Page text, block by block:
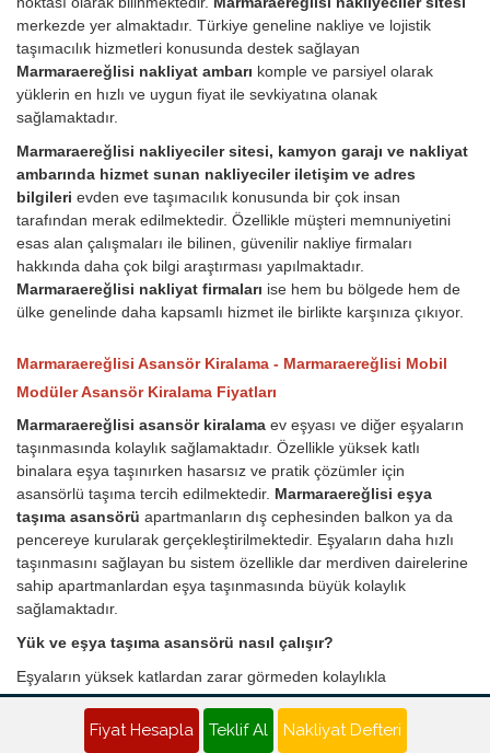
merkezde yer almaktadır. Türkiye geneline nakliye ve lojistik
taşımacılık hizmetleri konusunda destek sağlayan
Marmaraereğlisi nakliyat ambarı komple ve parsiyel olarak
yüklerin en hızlı ve uygun fiyat ile sevkiyatına olanak
sağlamaktadır.
Marmaraereğlisi nakliyeciler sitesi, kamyon garajı ve nakliyat
ambarında hizmet sunan nakliyeciler iletişim ve adres
bilgileri evden eve taşımacılık konusunda bir çok insan
tarafından merak edilmektedir. Özellikle müşteri memnuniyetini
esas alan çalışmaları ile bilinen, güvenilir nakliye firmaları
hakkında daha çok bilgi araştırması yapılmaktadır.
Marmaraereğlisi nakliyat firmaları ise hem bu bölgede hem de
ülke genelinde daha kapsamlı hizmet ile birlikte karşınıza çıkıyor.
Marmaraereğlisi Asansör Kiralama - Marmaraereğlisi Mobil
Modüler Asansör Kiralama Fiyatları
Marmaraereğlisi asansör kiralama ev eşyası ve diğer eşyaların
taşınmasında kolaylık sağlamaktadır. Özellikle yüksek katlı
binalara eşya taşınırken hasarsız ve pratik çözümler için
asansörlü taşıma tercih edilmektedir. Marmaraereğlisi eşya
taşıma asansörü apartmanların dış cephesinden balkon ya da
pencereye kurularak gerçekleştirilmektedir. Eşyaların daha hızlı
taşınmasını sağlayan bu sistem özellikle dar merdiven dairelerine
sahip apartmanlardan eşya taşınmasında büyük kolaylık
sağlamaktadır.
Yük ve eşya taşıma asansörü nasıl çalışır?
Eşyaların yüksek katlardan zarar görmeden kolaylıkla
çıkarılmasını sağlayan asansörler, tıpkı insan asansörleri gibi
mekanik bir araç üzerinde monte edilmiş sistemlerdir. Asansör
kurulacak evi ve eşyaların durumu incelenir. En uygun pencere ya
Fiyat Hesapla Teklif Al Nakliyat Defteri